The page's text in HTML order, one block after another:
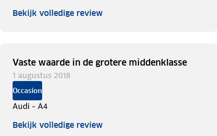
Bekijk volledige review
Vaste waarde in de grotere middenklasse
1 augustus 2018
Occasion
Audi - A4
Bekijk volledige review